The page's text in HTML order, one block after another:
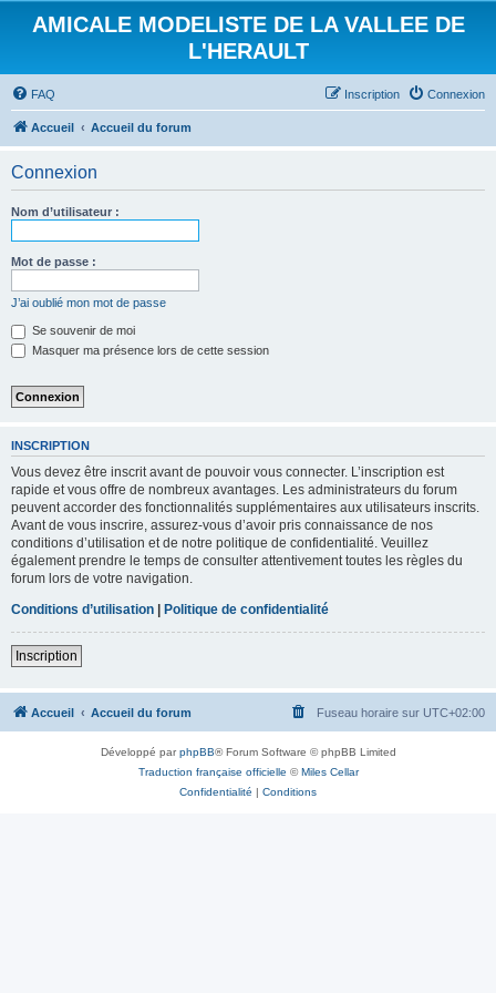
AMICALE MODELISTE DE LA VALLEE DE
L'HERAULT
FAQ Connexion
Inscription
Accueil Accueil du forum
Connexion
Nom d’utilisateur :
Mot de passe :
J’ai oublié mon mot de passe
Se souvenir de moi
Masquer ma présence lors de cette session
INSCRIPTION
Vous devez être inscrit avant de pouvoir vous connecter. L’inscription est
rapide et vous offre de nombreux avantages. Les administrateurs du forum
peuvent accorder des fonctionnalités supplémentaires aux utilisateurs inscrits.
Avant de vous inscrire, assurez-vous d’avoir pris connaissance de nos
conditions d’utilisation et de notre politique de confidentialité. Veuillez
également prendre le temps de consulter attentivement toutes les règles du
forum lors de votre navigation.
Conditions d’utilisation | Politique de confidentialité
Inscription
Accueil Accueil du forum Fuseau horaire sur UTC+02:00
Développé parphpBB® Forum Software © phpBB Limited
Traduction française officielle ©Miles Cellar
Confidentialité | Conditions